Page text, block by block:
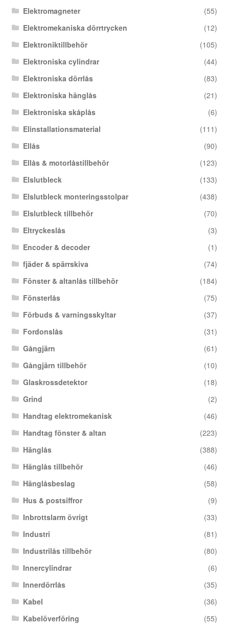
Elektromagneter
(55)
Elektromekaniska dörrtrycken
(12)
Elektroniktillbehör
(105)
Elektroniska cylindrar
(44)
Elektroniska dörrlås
(83)
Elektroniska hänglås
(21)
Elektroniska skåplås
(6)
Elinstallationsmaterial
(111)
Ellås
(90)
Ellås & motorlåstillbehör
(123)
Elslutbleck
(133)
Elslutbleck monteringsstolpar
(438)
Elslutbleck tillbehör
(70)
Eltryckeslås
(3)
Encoder & decoder
(1)
fjäder & spärrskiva
(74)
Fönster & altanlås tillbehör
(184)
Fönsterlås
(75)
Förbuds & varningsskyltar
(37)
Fordonslås
(31)
Gångjärn
(61)
Gångjärn tillbehör
(10)
Glaskrossdetektor
(18)
Grind
(2)
Handtag elektromekanisk
(46)
Handtag fönster & altan
(223)
Hänglås
(388)
Hänglås tillbehör
(46)
Hänglåsbeslag
(58)
Hus & postsiffror
(9)
Inbrottslarm övrigt
(33)
Industri
(81)
Industrilås tillbehör
(80)
Innercylindrar
(6)
Innerdörrlås
(35)
Kabel
(36)
Kabelöverföring
(55)